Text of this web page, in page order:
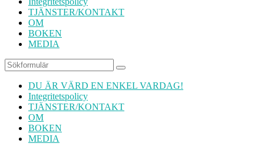
TJÄNSTER/KONTAKT
OM
BOKEN
MEDIA
Sök
DU ÄR VÄRD EN ENKEL VARDAG!
Integritetspolicy
TJÄNSTER/KONTAKT
OM
BOKEN
MEDIA